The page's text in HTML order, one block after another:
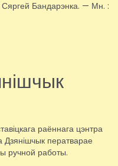
Бандарэнка. — Мн. :
раённага цэнтра
Дзянішчык ператварае
ручной работы.